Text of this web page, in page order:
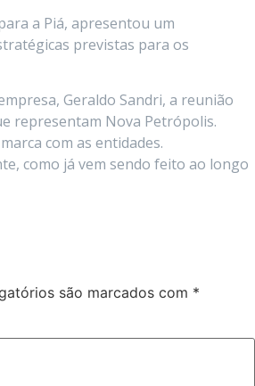
a Piá, apresentou um
previstas para os
Geraldo Sandri, a reunião
representam Nova Petrópolis.
com as entidades.
como já vem sendo feito ao longo
são marcados com *